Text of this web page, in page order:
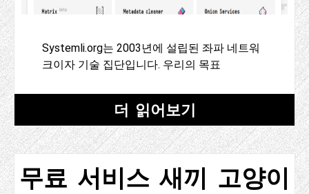
Systemli.org는 2003년에 설립된 좌파 네트워
크이자 기술 집단입니다. 우리의 목표
더 읽어보기
무료 서비스 새끼 고양이